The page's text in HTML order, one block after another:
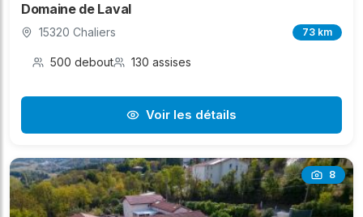
Domaine de Laval
15320 Chaliers 73 km
500 debout 130 assises
Voir les détails
8